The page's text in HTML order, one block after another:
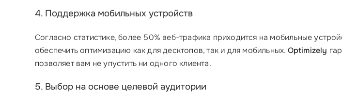
4. Поддержка мобильных устройств
Согласно статистике, более 50% веб-трафика приходится на мобильные
обеспечить оптимизацию как для десктопов, так и для мобильных. Optimizely
позволяет вам не упустить ни одного клиента.
5. Выбор на основе целевой аудитории